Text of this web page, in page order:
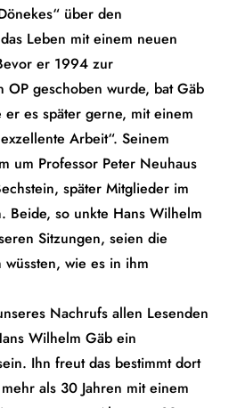
über den
Leben mit einem neuen
er 1994 zur
OP geschoben wurde, bat Gäb
es später gerne, mit einem
Arbeit“. Seinem
um Professor Peter Neuhaus
später Mitglieder im
Beide, so unkte Hans Wilhelm
Sitzungen, seien die
wie es in ihm
Nachrufs allen Lesenden
Wilhelm Gäb ein
Ihn freut das bestimmt dort
als 30 Jahren mit einem